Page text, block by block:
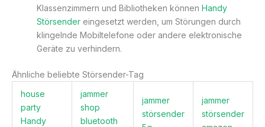
Klassenzimmern und Bibliotheken können Handy
Störsender eingesetzt werden, um Störungen durch
klingelnde Mobiltelefone oder andere elektronische
Geräte zu verhindern.
Ähnliche beliebte Störsender-Tag
house
party
Handy
jammer
shop
bluetooth
jammer
störsender
jammer
störsender